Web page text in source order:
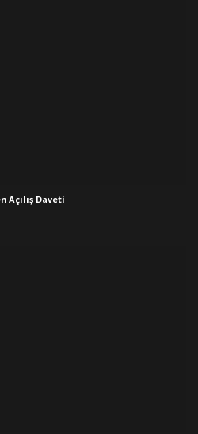
Açılış Daveti